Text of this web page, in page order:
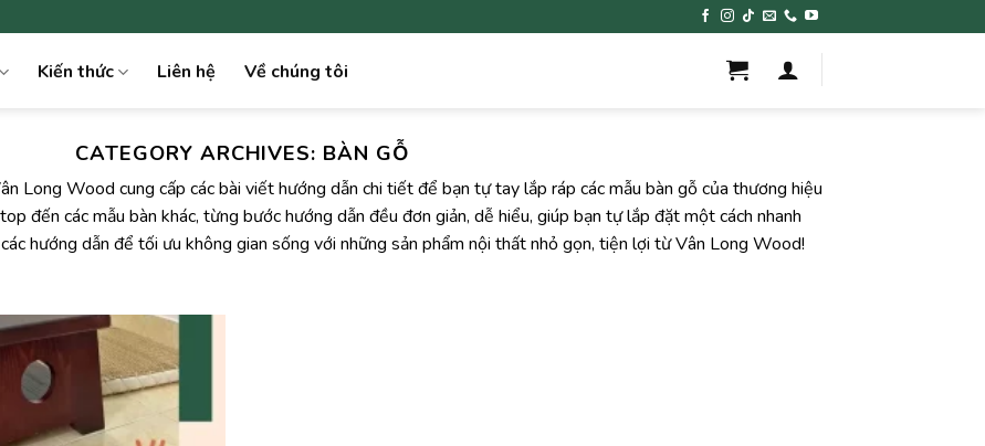
Kiến thức Liên hệ Về chúng tôi
CATEGORY ARCHIVES: BÀN GỖ
Long Wood cung cấp các bài viết hướng dẫn chi tiết để bạn tự tay lắp ráp các mẫu bàn gỗ của thương hiệu
đến các mẫu bàn khác, từng bước hướng dẫn đều đơn giản, dễ hiểu, giúp bạn tự lắp đặt một cách nhanh
hướng dẫn để tối ưu không gian sống với những sản phẩm nội thất nhỏ gọn, tiện lợi từ Vân Long Wood!